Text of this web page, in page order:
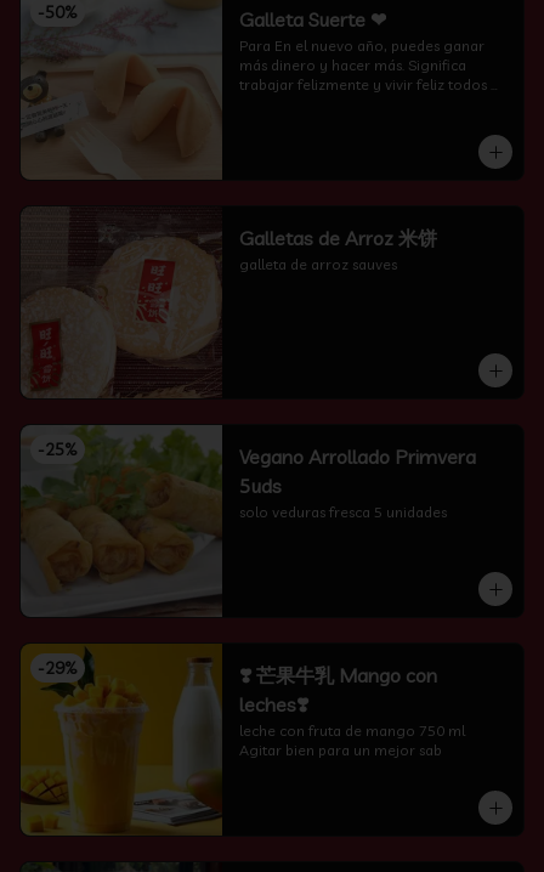
-50% Galleta Suerte ❤
Para En el nuevo año, puedes ganar
más dinero y hacer más. Significa
trabajar felizmente y vivir feliz todos
Galletas de Arroz 米饼
galleta de arroz sauves
-25%
Vegano Arrollado Primvera
5uds
solo veduras fresca 5 unidades
-29%
❣️ 芒果牛乳 Mango con
leches❣️
leche con fruta de mango 750 ml
Agitar bien para un mejor sab